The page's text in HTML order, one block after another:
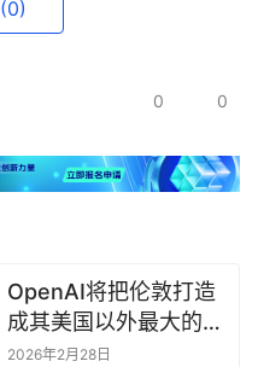
(0)
0 0
OpenAI将把伦敦打造
成其美国以外最大的研
究中心
2026年2月28日